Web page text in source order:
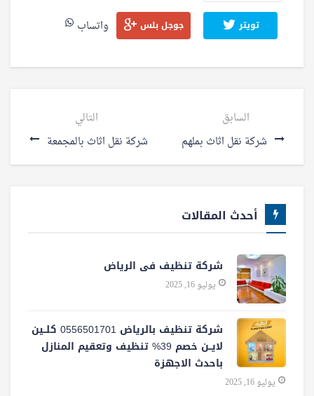
تويتر جوجل بلس واتساب
السابق
شركة نقل اثاث بملهم
التالي
شركة نقل اثاث بالمجمعة
أحدث المقالات
شركة تنظيف فى الرياض
يوليو 16, 2025
شركة تنظيف بالرياض 0556501701 كلــين
لايــن خصم 39% تنظيف وتعقيم المنازل
باحدث الاجهزة
يوليو 16, 2025